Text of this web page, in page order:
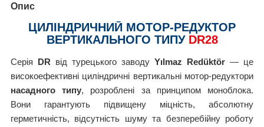
Опис
ЦИЛІНДРИЧНИЙ МОТОР-РЕДУКТОР
ВЕРТИКАЛЬНОГО ТИПУ DR28
Серія DR від турецького заводу Yılmaz Redüktör — це
високоефективні циліндричні вертикальні мотор-редуктори
насадного типу, розроблені за принципом моноблока.
Вони гарантують підвищену міцність, абсолютну
герметичність, відсутність шуму та безперебійну роботу